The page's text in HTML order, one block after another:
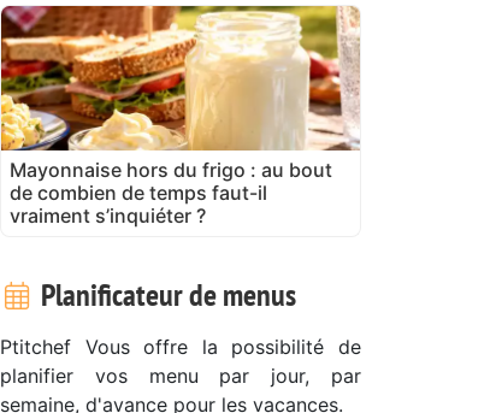
Mayonnaise hors du frigo : au bout
de combien de temps faut-il
vraiment s’inquiéter ?
Planificateur de menus
Ptitchef Vous offre la possibilité de
planifier vos menu par jour, par
semaine, d'avance pour les vacances.